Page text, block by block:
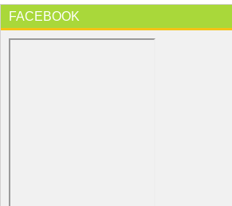
FACEBOOK